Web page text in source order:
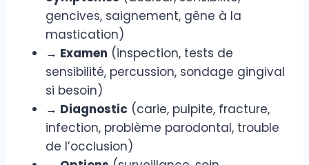
gencives, saignement, gêne à la
mastication)
→ Examen (inspection, tests de
sensibilité, percussion, sondage gingival
si besoin)
→ Diagnostic (carie, pulpite, fracture,
infection, problème parodontal, trouble
de l’occlusion)